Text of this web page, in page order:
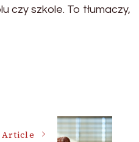
czy szkole. To tłumaczy,
Article